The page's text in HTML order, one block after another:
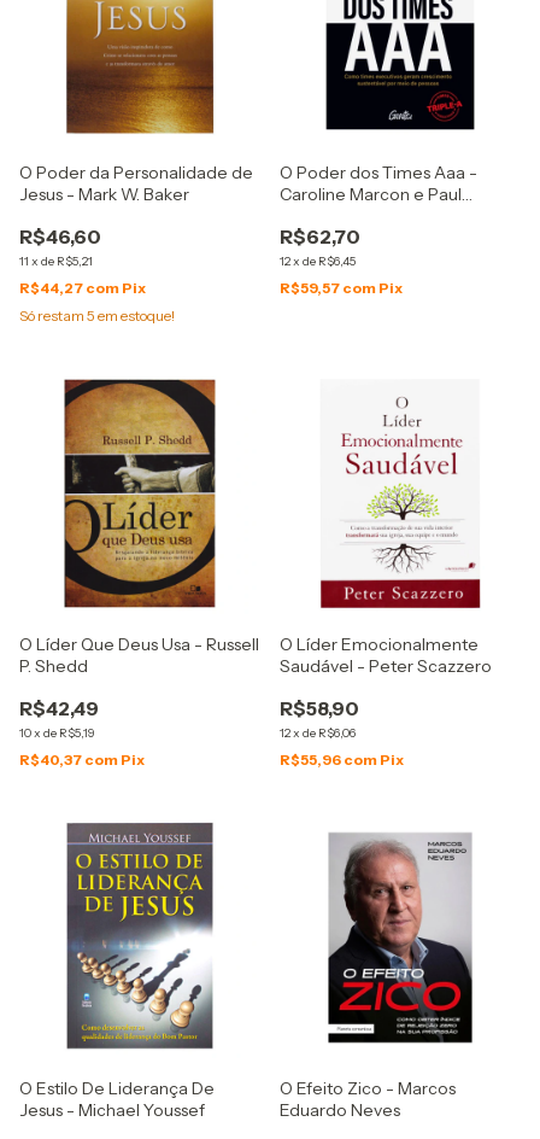
O Poder da Personalidade de
Jesus - Mark W. Baker
R$46,60
11 x de R$5,21
R$44,27 com Pix
Só restam 5 em estoque!
O Poder dos Times Aaa -
Caroline Marcon e Paul
R$62,70
12x de R$6,45
R$59,57 com Pix
O Líder Que Deus Usa - Russell
P. Shedd
R$42,49
10x de R$5,19
R$40,37 com Pix
O Líder Emocionalmente
Saudável - Peter Scazzero
R$58,90
12x de R$6,06
R$55,96 com Pix
O Estilo De Liderança De
Jesus - Michael Youssef
O Efeito Zico - Marcos
Eduardo Neves